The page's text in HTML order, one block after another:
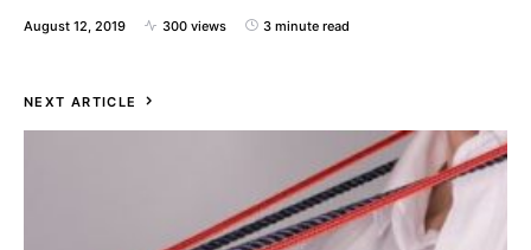
August 12, 2019 300 views 3 minute read
NEXT ARTICLE